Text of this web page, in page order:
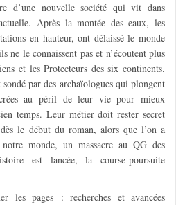
d’une nouvelle société qui vit dans
Après la montée des eaux, les
en hauteur, ont délaissé le monde
ne le connaissent pas et n’écoutent plus
et les Protecteurs des six continents.
par des archaïologues qui plongent
au péril de leur vie pour mieux
temps. Leur métier doit rester secret
le début du roman, alors que l’on a
monde, un massacre au QG des
est lancée, la course-poursuite
les pages : recherches et avancées